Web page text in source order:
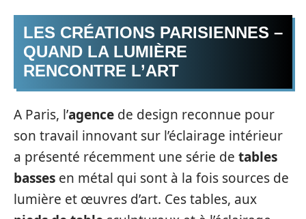
LES CRÉATIONS PARISIENNES –
QUAND LA LUMIÈRE
RENCONTRE L’ART
A Paris, l’agence de design reconnue pour
son travail innovant sur l’éclairage intérieur
a présenté récemment une série de tables
basses en métal qui sont à la fois sources de
lumière et œuvres d’art. Ces tables, aux